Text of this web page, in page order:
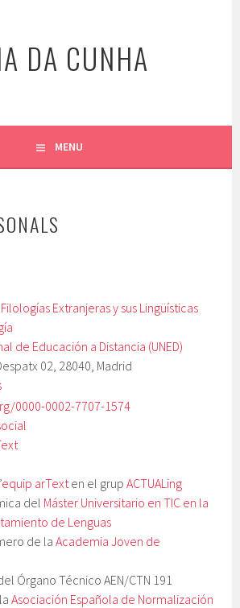
DA CUNHA
MENU
Extranjeras y sus Lingüísticas
de Educación a Distancia (UNED)
02, 28040, Madrid
0000-0002-7707-1574
equip arTexten el grupACTUALing
del Máster Universitario en TIC en la
de Lenguas
de laAcademia Joven de
Órgano Técnico AEN/CTN 191
Asociación Española de Normalización